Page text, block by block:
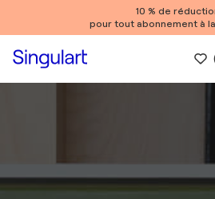
10 % de
pour tout abonnement à